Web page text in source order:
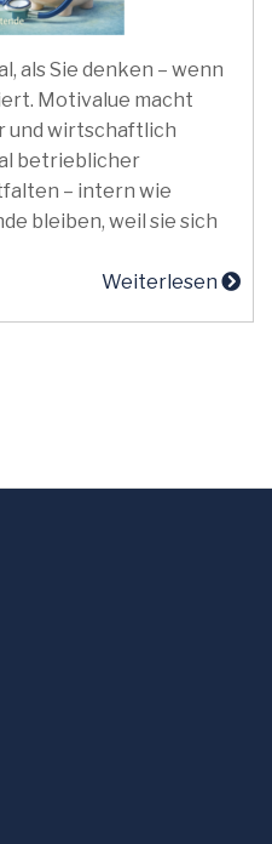
als Sie denken – wenn
Motivalue macht
und wirtschaftlich
betrieblicher
– intern wie
bleiben, weil sie sich
Weiterlesen